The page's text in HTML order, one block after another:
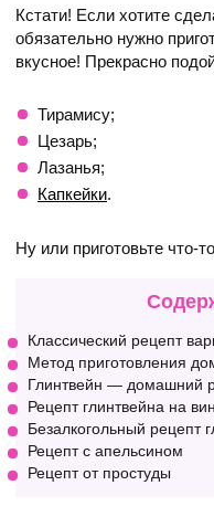
Кстати! Если хотите
обязательно нужно
вкусное! Прекрасно
Тирамису;
Цезарь;
Лазанья;
Капкейки.
Ну или приготовьте что-
Классический рецепт
Метод приготовления
Глинтвейн — домашний
Рецепт глинтвейна на
Безалкогольный рецепт
Рецепт с апельсином
Рецепт от простуды